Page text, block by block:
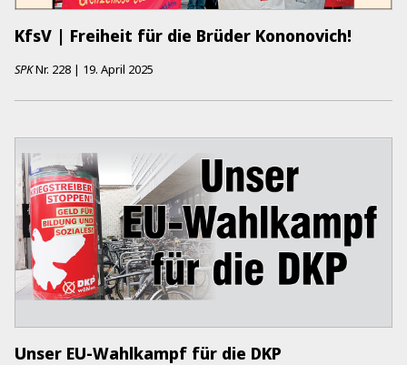
KfsV | Freiheit für die Brüder Kononovich!
SPKNr. 228 | 19. April 2025
Unser EU-Wahlkampf für die DKP